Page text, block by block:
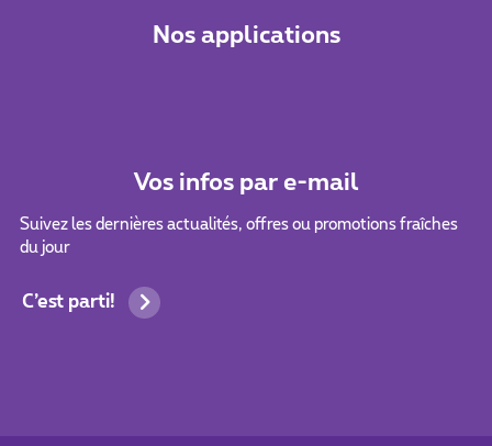
Nos applications
Vos infos par e-mail
Suivez les dernières actualités, offres ou promotions fraîches
du jour
C’est parti!